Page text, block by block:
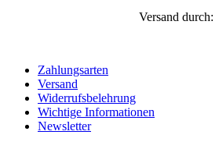
Versand durch:
Zahlungsarten
Versand
Widerrufsbelehrung
Wichtige Informationen
Newsletter